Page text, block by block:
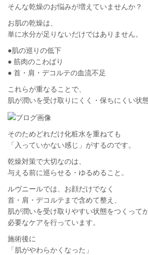
そんな乾燥のお悩みが増えていませんか？
お肌の乾燥は、
単に水分が足りないだけではありません。
●肌の巡りの低下
● 筋肉のこわばり
● 首・肩・デコルテの血流不足
これらが重なることで、
肌が潤いを受け取りにくく・保ちにくい状
そのためどれだけ化粧水を重ねても
「入っていかない感じ」がするのです。
乾燥対策で大切なのは、
与える前に巡らせる・ゆるめること。
ルヴニールでは、お顔だけでなく
首・肩・デコルテまで含めて整え、
肌が潤いを受け取りやすい状態をつくって
必要なケアを行っています。
施術後に
「肌がやわらかくなった」